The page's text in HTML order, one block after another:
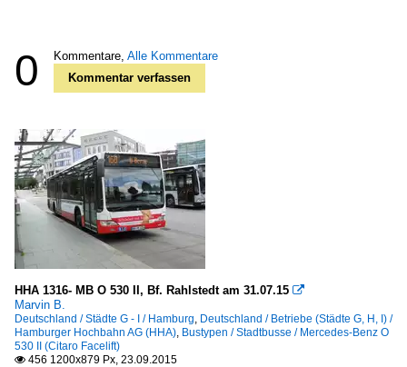
0 Kommentare, Alle Kommentare
Kommentar verfassen
HHA 1316- MB O 530 II, Bf. Rahlstedt am 31.07.15 
Marvin B.
Deutschland / Städte G - I / Hamburg Deutschland / Betriebe (Städte G, H, I) /
Hamburger Hochbahn AG (HHA) Bustypen / Stadtbusse / Mercedes-Benz O
530 II (Citaro Facelift)
 456 1200x879 Px, 23.09.2015